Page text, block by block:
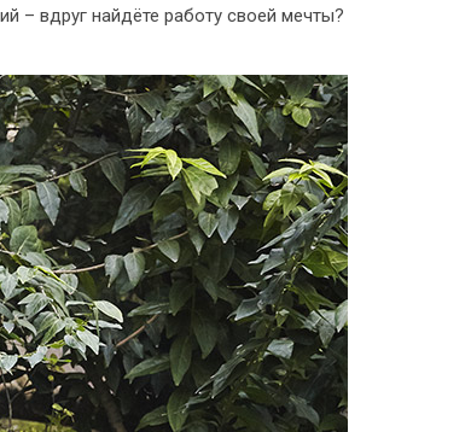
– вдруг найдёте работу своей мечты?